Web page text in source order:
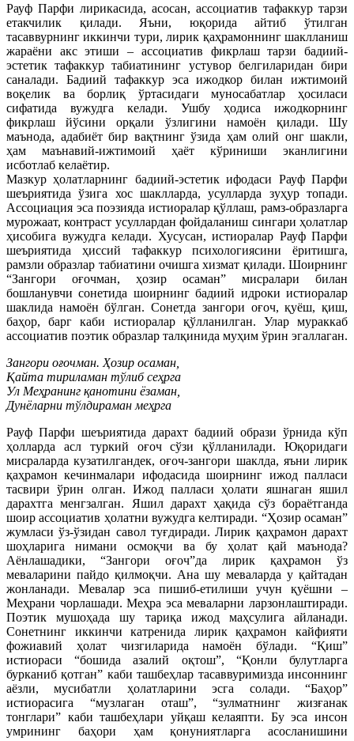
Рауф Парфи лирикасида, асосан, ассоциатив тафаккур тарзи
етакчилик қилади. Яъни, юқорида айтиб ўтилган
тасаввурнинг иккинчи тури, лирик қаҳрамоннинг шаклланиш
жараёни акс этиши – ассоциатив фикрлаш тарзи бадиий-
эстетик тафаккур табиатининг устувор белгиларидан бири
саналади. Бадиий тафаккур эса ижодкор билан ижтимоий
воқелик ва борлиқ ўртасидаги муносабатлар ҳосиласи
сифатида вужудга келади. Ушбу ҳодиса ижодкорнинг
фикрлаш йўсини орқали ўзлигини намоён қилади. Шу
маънода, адабиёт бир вақтнинг ўзида ҳам олий онг шакли,
ҳам маънавий-ижтимоий ҳаёт кўриниши эканлигини
исботлаб келаётир.
Мазкур ҳолатларнинг бадиий-эстетик ифодаси Рауф Парфи
шеъриятида ўзига хос шаклларда, усулларда зуҳур топади.
Ассоциация эса поэзияда истиоралар қўллаш, рамз-образларга
мурожаат, контраст усуллардан фойдаланиш сингари ҳолатлар
ҳисобига вужудга келади. Хусусан, истиоралар Рауф Парфи
шеъриятида ҳиссий тафаккур психологиясини ёритишга,
рамзли образлар табиатини очишга хизмат қилади. Шоирнинг
“Зангори оғочман, ҳозир осаман” мисралари билан
бошланувчи сонетида шоирнинг бадиий идроки истиоралар
шаклида намоён бўлган. Сонетда зангори оғоч, қуёш, қиш,
баҳор, барг каби истиоралар қўлланилган. Улар мураккаб
ассоциатив поэтик образлар талқинида муҳим ўрин эгаллаган.
Зангори оғочман. Ҳозир осаман,
Қайта тириламан тўлиб сеҳрга
Ул Меҳранинг қанотини ёзаман,
Дунёларни тўлдираман меҳрга
Рауф Парфи шеъриятида дарахт бадиий образи ўрнида кўп
ҳолларда асл туркий оғоч сўзи қўлланилади. Юқоридаги
мисраларда кузатилгандек, оғоч-зангори шаклда, яъни лирик
қаҳрамон кечинмалари ифодасида шоирнинг ижод палласи
тасвири ўрин олган. Ижод палласи ҳолати яшнаган яшил
дарахтга менгзалган. Яшил дарахт ҳақида сўз бораётганда
шоир ассоциатив ҳолатни вужудга келтиради. “Ҳозир осаман”
жумласи ўз-ўзидан савол туғдиради. Лирик қаҳрамон дарахт
шоҳларига нимани осмоқчи ва бу ҳолат қай маънода?
Аёнлашадики, “Зангори оғоч”да лирик қаҳрамон ўз
меваларини пайдо қилмоқчи. Ана шу меваларда у қайтадан
жонланади. Мевалар эса пишиб-етилиши учун қуёшни –
Меҳрани чорлашади. Меҳра эса меваларни ларзонлаштиради.
Поэтик мушоҳада шу тариқа ижод маҳсулига айланади.
Сонетнинг иккинчи катренида лирик қаҳрамон кайфияти
фожиавий ҳолат чизгиларида намоён бўлади. “Қиш”
истиораси “бошида азалий оқтош”, “Қонли булутларга
бурканиб қотган” каби ташбеҳлар тасаввуримизда инсоннинг
аёзли, мусибатли ҳолатларини эсга солади. “Баҳор”
истиорасига “музлаган оташ”, “зулматнинг жизғанак
тонглари” каби ташбеҳлари уйқаш келаяпти. Бу эса инсон
умрининг баҳори ҳам қонуниятларга асосланишини